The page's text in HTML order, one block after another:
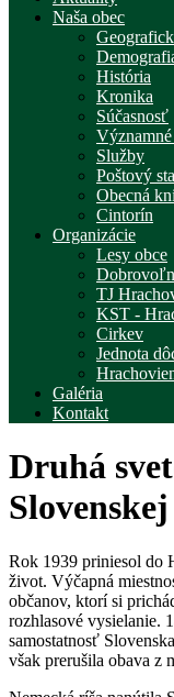
Naša obec
História
Kronika
Súčasnosť
Služby
Poštový
Obecná
Cintorín
Organizácie
Lesy obce
TJ
KST -
Cirkev
Jednota
Galéria
Kontakt
Druhá
Rok 1939 priniesol do
život. Výčapná
občanov, ktorí si
rozhlasové vysielanie.
samostatnosť
však prerušila obava z